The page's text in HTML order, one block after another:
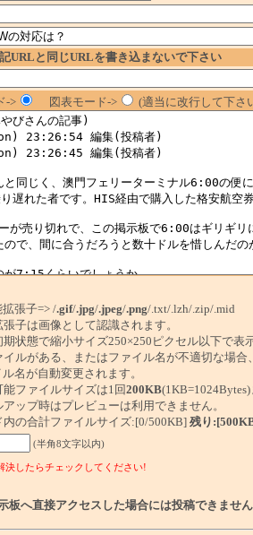
URLと同じURLを書き込まないで下さい
->
図表モード-> (適当に改行して下さ
張子=> /.gif/.jpg/.jpeg/.png/.txt/.lzh/.zip/.mid
張子は画像として認識されます。
状態で縮小サイズ250×250ピクセル以下で表
ルがある、またはファイル名が不適切な場合、
が自動変更されます。
能ファイルサイズは1回200KB(1KB=1024Bytes)
ップ時はプレビューは利用できません。
内の合計ファイルサイズ:[0/500KB] 残り
(半角8文字以内)
決したらチェックしてください!
板へ直接アクセスした場合には投稿できません